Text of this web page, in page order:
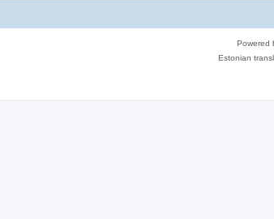
Powered
Estonian